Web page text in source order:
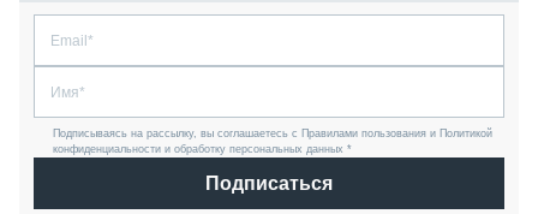
Подписываясь на рассылку, вы соглашаетесь с Правилами пользования и Политикой
конфиденциальности и обработку персональных данных *
Подписаться